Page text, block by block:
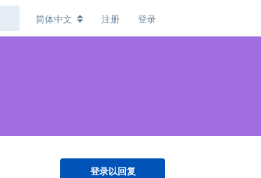
简体中文 注册 登录
登录以回复